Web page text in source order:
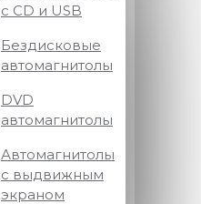
с CD и USB
Бездисковые
автомагнитолы
DVD
автомагнитолы
Автомагнитолы
с выдвижным
экраном